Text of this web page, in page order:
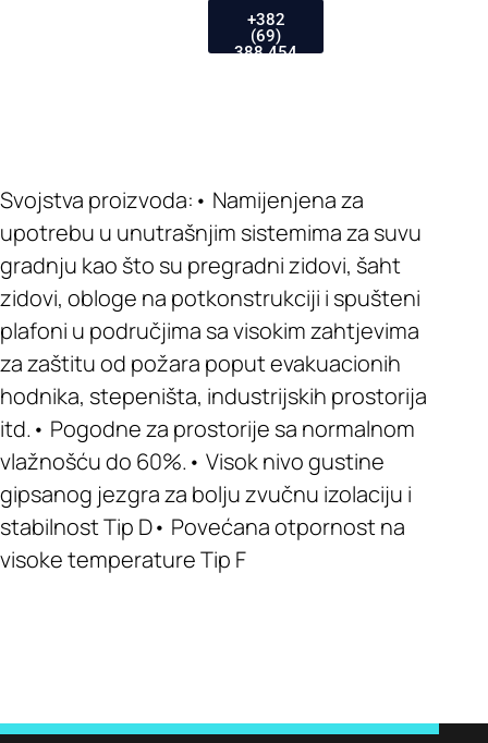
+382
(69)
388 454
Svojstva proizvoda:• Namijenjena za
upotrebu u unutrašnjim sistemima za suvu
gradnju kao što su pregradni zidovi, šaht
zidovi, obloge na potkonstrukciji i spušteni
plafoni u područjima sa visokim zahtjevima
za zaštitu od požara poput evakuacionih
hodnika, stepeništa, industrijskih prostorija
itd.• Pogodne za prostorije sa normalnom
vlažnošću do 60%.• Visok nivo gustine
gipsanog jezgra za bolju zvučnu izolaciju i
stabilnost Tip D• Povećana otpornost na
visoke temperature Tip F